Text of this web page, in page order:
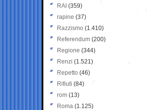
RAI (359)
rapine (37)
Razzismo (1.410)
Referendum (200)
Regione (344)
Renzi (1.521)
Repetto (46)
Rifiuti (84)
rom (13)
Roma (1.125)